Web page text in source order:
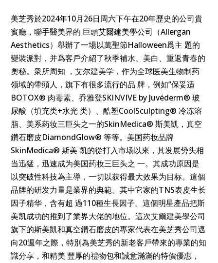
美芝秀於2024年10月26日周六下午在20年歷史的公司貴
賓廳，聯手醫美界的 巨頭艾爾建美學公司（Allergan
Aesthetics）舉辦了一場以萬聖節Halloween爲主 題的
變裝派對，并爲客戶介紹了秋季補水、美白、重返青春的
奧秘。衆所周知 ，艾尔建美学，作为全球医美生物制药
领域的帶頭人，旗下有很多流行的品 牌，例如”保妥适
BOTOX® 肉毒素、乔雅登SKINVIVE by Juvéderm® 玻
尿酸（填充类+水光 类）、酷塑CoolSculpting® 冷冻溶
脂、美系药妆三巨头之一的SkinMedica® 斯美凱，真空
鑽石磨皮DiamondGlow® 等等。美国药妆品牌
SkinMedica® 斯美 凯的從打入市场以來，其发展势头相
当迅猛，迅速成为美国药妆三巨头之 一。其成功原因是
以突破性科技為主導，一切以获得最大效果为目标。這個
品牌的研发力量是業界的典範。其中它家的TNS表皮生长
因子精华，含有超 過110種生長因子。這個明星產品把斯
美凯成功的推到了業界大佬的地位。這次艾爾建美學公司
旗下的斯美凱和真空鑽石磨皮的專家代表在美芝秀公司邁
向20週年之際，特別為美芝秀的新老客戶帶來的專業的知
識分享，和精美 豐厚的禮物包和誠意滿滿的特價優惠，